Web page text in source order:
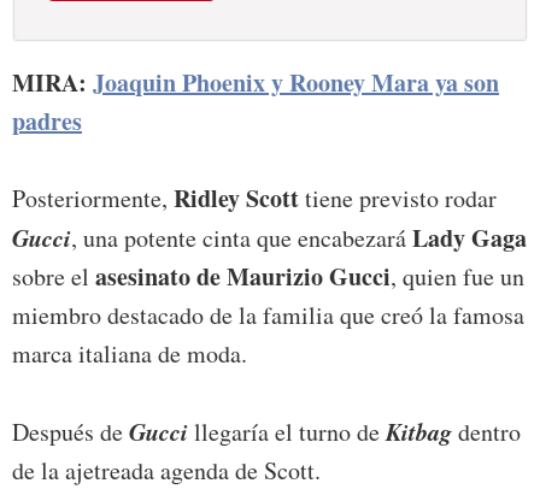
MIRA: Joaquin Phoenix y Rooney Mara ya son
padres
Posteriormente, Ridley Scotttiene previsto rodar
Gucci, una potente cinta que encabezaráLady Gaga
sobre el asesinato de Maurizio Gucci, quien fue un
miembro destacado de la familia que creó la famosa
marca italiana de moda.
Después deGuccillegaría el turno deKitbagdentro
de la ajetreada agenda de Scott.